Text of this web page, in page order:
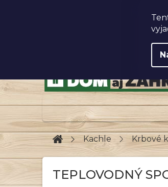
DomovKachle Krbové
TEPLOVODNÝ